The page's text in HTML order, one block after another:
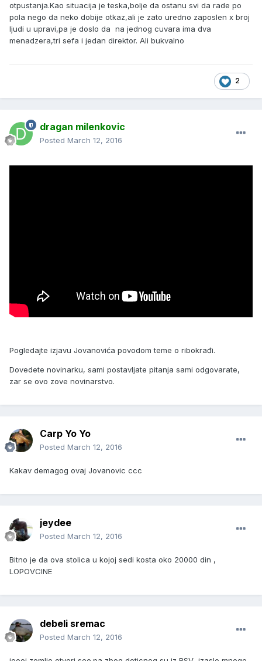
otpustanja.Kao situacija je teska,bolje da ostanu svi da rade po
pola nego da neko dobije otkaz,ali je zato uredno zaposlen x broj
ljudi u upravi,pa je doslo da na jednog cuvara ima dva
menadzera,tri sefa i jedan direktor. Ali bukvalno
2
dragan milenkovic
Posted March 12, 2016
Pogledajte izjavu Jovanovića povodom teme o ribokrađi.
Dovedete novinarku, sami postavljate pitanja sami odgovarate,
zar se ovo zove novinarstvo.
Carp Yo Yo
Posted March 12, 2016
Kakav demagog ovaj Jovanovic ccc
jeydee
Posted March 12, 2016
Bitno je da ova stolica u kojoj sedi kosta oko 20000 din ,
LOPOVCINE
debeli sremac
Posted March 12, 2016